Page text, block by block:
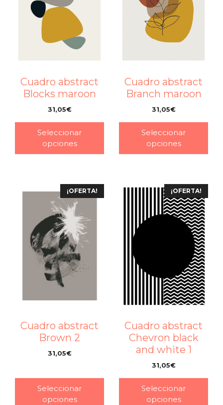
Cuadro abstract
Blocks maroon
31,05€
Seleccionar
opciones
Cuadro abstract
Branch maroon
31,05€
Seleccionar
opciones
¡OFERTA!
Cuadro abstract
Brown 2
31,05€
Seleccionar
opciones
¡OFERTA!
Cuadro abstract
Chevron black
and white 1
31,05€
Seleccionar
opciones